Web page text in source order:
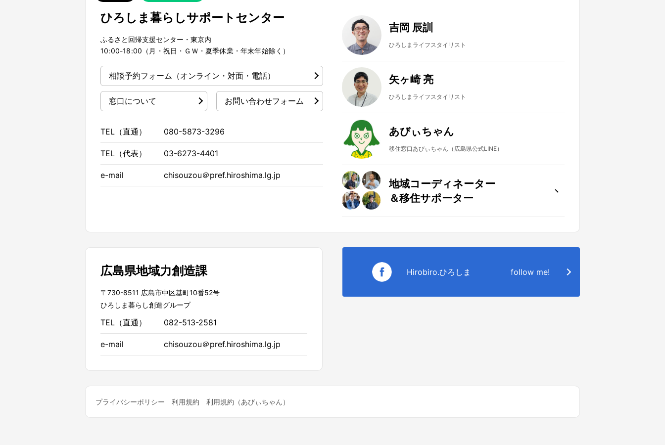
ひろしま暮らしサポートセンター
ふるさと回帰支援センター・東京内
10:00-18:00（月・祝日・ＧＷ・夏季休業・年末年始除く）
相談予約フォーム （オンライン・対面・電話）
窓口について お問い合わせフォーム
TEL（直通） 080-5873-3296
TEL（代表） 03-6273-4401
e-mail chisouzou＠pref.hiroshima.lg.jp
吉岡 辰訓
ひろしまライフスタイリスト
矢ヶ崎 亮
ひろしまライフスタイリスト
あびぃちゃん
移住窓口あびぃちゃん（広島県公式LINE）
地域コーディネーター
＆移住サポーター
広島県地域力創造課
〒730-8511 広島市中区基町10番52号
ひろしま暮らし創造グループ
TEL（直通） 082-513-2581
e-mail chisouzou＠pref.hiroshima.lg.jp
Hirobiro.ひろしま follow me!
プライバシーポリシー 利用規約 利用規約（あびぃちゃん）